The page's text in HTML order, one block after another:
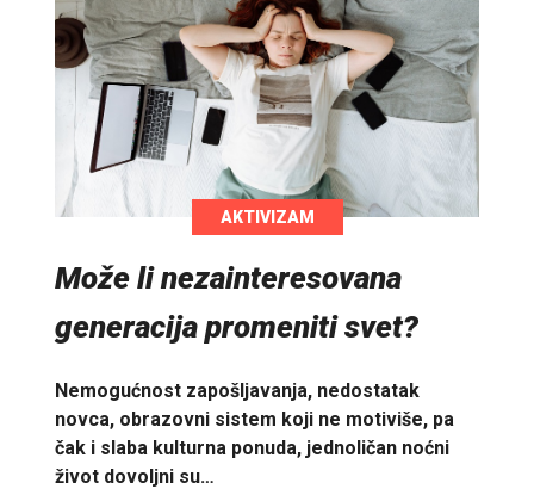
AKTIVIZAM
Može li nezainteresovana
generacija promeniti svet?
Nemogućnost zapošljavanja, nedostatak
novca, obrazovni sistem koji ne motiviše, pa
čak i slaba kulturna ponuda, jednoličan noćni
život dovoljni su…